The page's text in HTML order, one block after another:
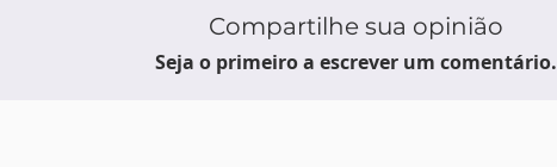
Compartilhe sua opinião
Seja o primeiro a escrever um comentário.